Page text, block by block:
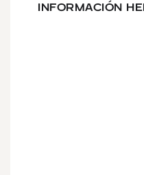
INFORMACIÓN